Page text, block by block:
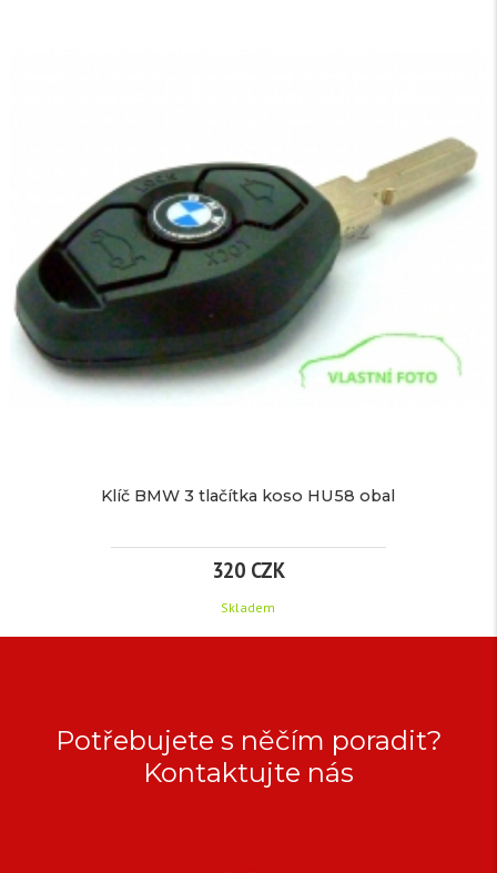
Klíč BMW 3 tlačítka koso HU58 obal
320 CZK
Skladem
BMW
Potřebujete s něčím poradit?
Kontaktujte nás